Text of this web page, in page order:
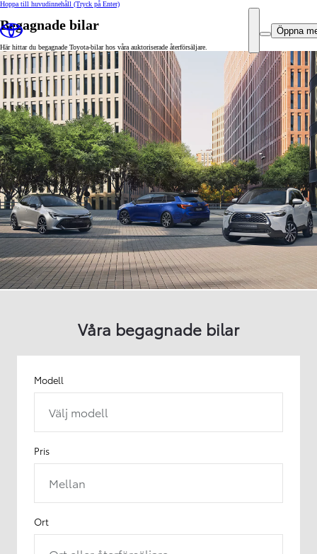
Hoppa till huvudinnehåll (Tryck på Enter)
Öppna
Begagnade bilar
Här hittar du begagnade Toyota-bilar hos våra auktoriserade återförsäljare.
Våra begagnade bilar
Modell
Välj modell
Pris
Mellan
Ort